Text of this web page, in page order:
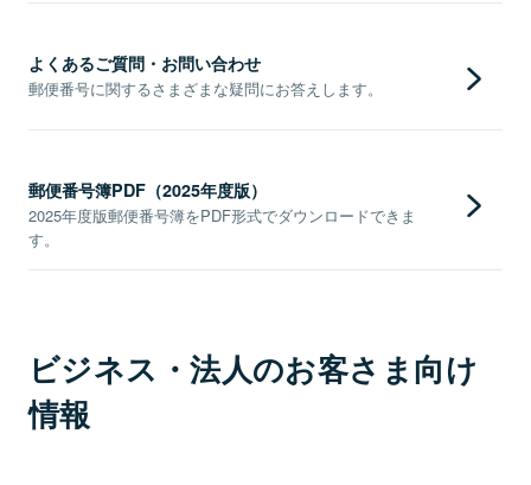
よくあるご質問・お問い合わせ
郵便番号に関するさまざまな疑問にお答えします。
郵便番号簿PDF（2025年度版）
2025年度版郵便番号簿をPDF形式でダウンロードできま
す。
ビジネス・法人のお客さま向け
情報